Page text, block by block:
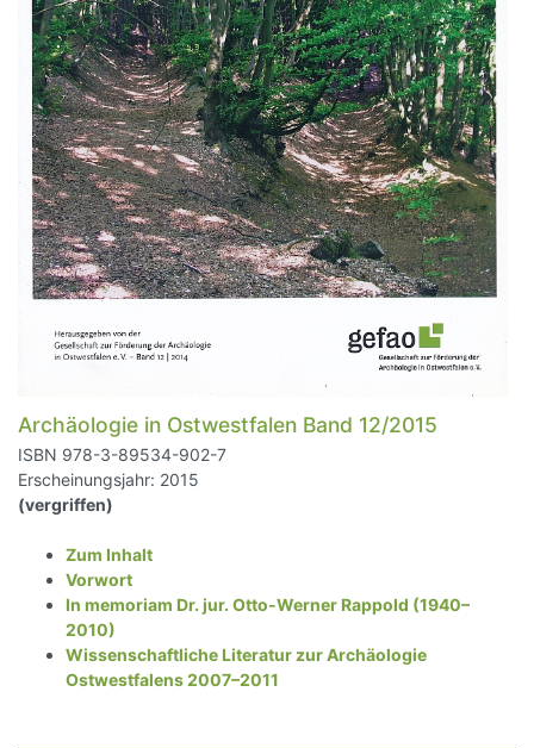
Archäologie in Ostwestfalen Band 12/2015
ISBN 978-3-89534-902-7
Erscheinungsjahr: 2015
(vergriffen)
Zum Inhalt
Vorwort
In memoriam Dr. jur. Otto-Werner Rappold (1940–
2010)
Wissenschaftliche Literatur zur Archäologie
Ostwestfalens 2007–2011